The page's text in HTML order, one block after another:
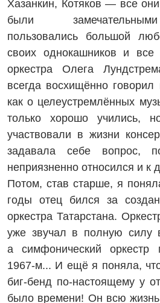
Хазанкин, Котяков — все
были
пользовались большой
своих однокашников и
оркестра Олега
всегда восхищённо
как о целе­устремлённых
только хорошо учились,
участвовали в жизни
задавала себе вопрос,
неприязненно относился и к
Потом, став старше, я
годы отец бился за
оркестра Татарстана.
уже звучал в полную силу
а симфонический оркестр
1967-м... И ещё я поняла,
биг‑бенд по‑настоящему у
было времени! Он всю